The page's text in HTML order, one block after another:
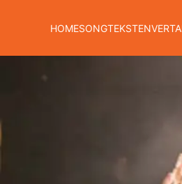
HOMESONGTEKSTEN